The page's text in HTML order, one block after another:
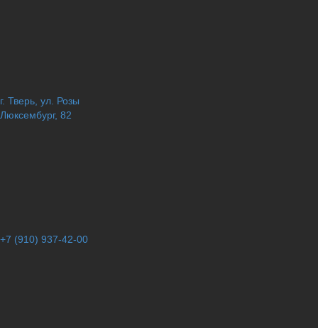
г. Тверь, ул. Розы
Люксембург, 82
+7 (910) 937-42-00